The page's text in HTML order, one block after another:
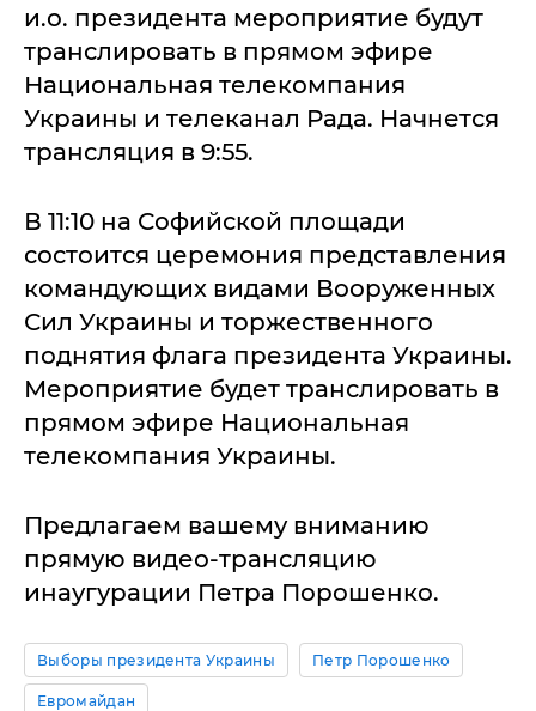
и.о. президента мероприятие будут
транслировать в прямом эфире
Национальная телекомпания
Украины и телеканал Рада. Начнется
трансляция в 9:55.
В 11:10 на Софийской площади
состоится церемония представления
командующих видами Вооруженных
Сил Украины и торжественного
поднятия флага президента Украины.
Мероприятие будет транслировать в
прямом эфире Национальная
телекомпания Украины.
Предлагаем вашему вниманию
прямую видео-трансляцию
инаугурации Петра Порошенко.
Выборы президента Украины Петр Порошенко
Евромайдан